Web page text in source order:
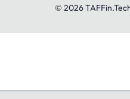
© 2026